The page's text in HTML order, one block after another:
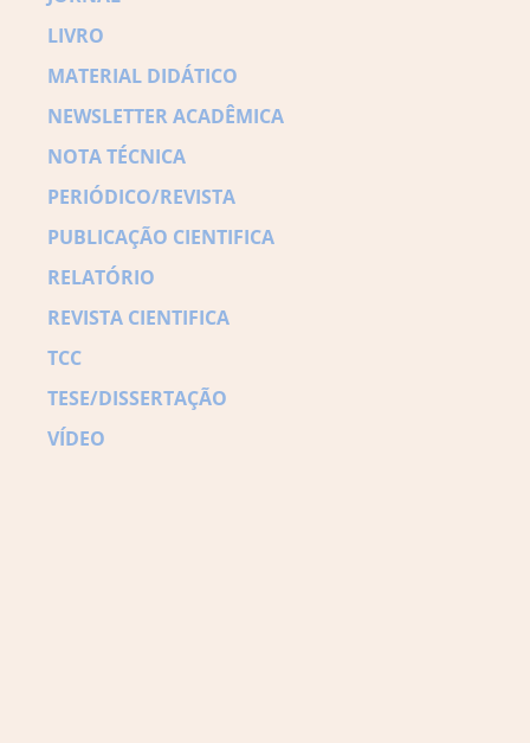
LIVRO
MATERIAL DIDÁTICO
NEWSLETTER ACADÊMICA
NOTA TÉCNICA
PERIÓDICO/REVISTA
PUBLICAÇÃO CIENTIFICA
RELATÓRIO
REVISTA CIENTIFICA
TCC
TESE/DISSERTAÇÃO
VÍDEO